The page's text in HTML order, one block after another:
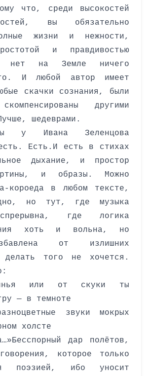
что, среди высокостей
вы обязательно
жизни и нежности,
и правдивостью
нет на Земле ничего
И любой автор имеет
скачки сознания, были
другими
шедеврами.
у Ивана Зеленцова
Есть. И есть в стихах
дыхание, и простор
и образы. Можно
короеда в любом тексте,
но тут, где музыка
где логика
хоть и вольна, но
от излишних
делать того не хочется.
или от скуки ты
— в темноте
звуки мокрых
холсте
Бесспорный дар полётов,
которое только
поэзией, ибо уносит